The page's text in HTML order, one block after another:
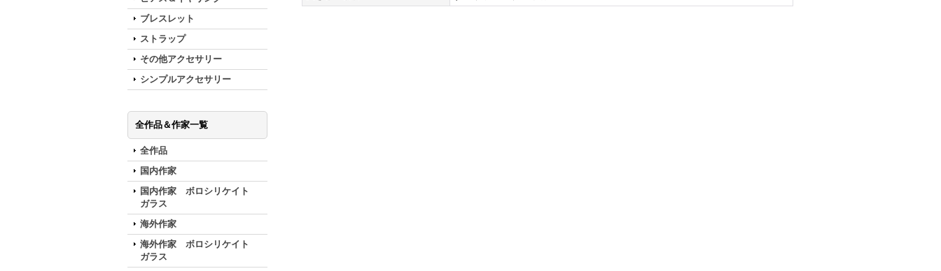
ブレスレット
ストラップ
その他アクセサリー
シンプルアクセサリー
全作品＆作家一覧
全作品
国内作家
国内作家 ボロシリケイト
ガラス
海外作家
海外作家 ボロシリケイト
ガラス